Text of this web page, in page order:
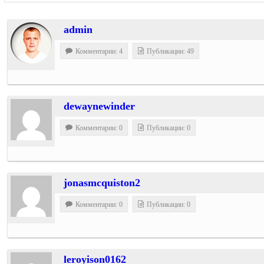
admin
Комментарии: 4 Публикации: 49
dewaynewinder
Комментарии: 0 Публикации: 0
jonasmcquiston2
Комментарии: 0 Публикации: 0
leroyison0162